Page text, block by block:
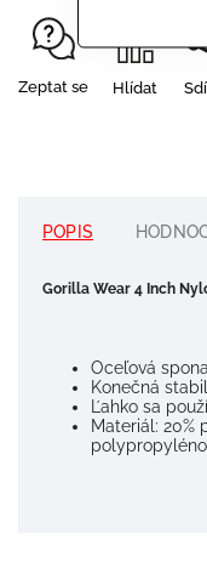
Zeptat se Hlídat
POPIS
Gorilla Wear 4 Inch
Oceľová
Konečná
Ľahko sa
Materiál: 20%